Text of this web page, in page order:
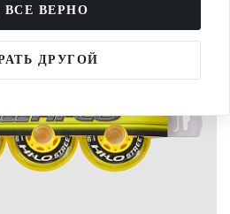
ВСЕ ВЕРНО
ДРУГОЙ